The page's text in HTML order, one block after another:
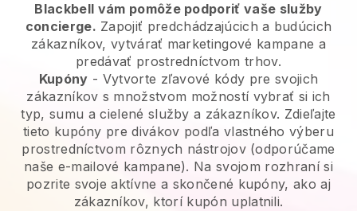
Blackbell vám pomôže podporiť vaše služby
concierge. Zapojiť predchádzajúcich a budúcich
zákazníkov, vytvárať marketingové kampane a
predávať prostredníctvom trhov.
Kupóny - Vytvorte zľavové kódy pre svojich
zákazníkov s množstvom možností vybrať si ich
typ, sumu a cielené služby a zákazníkov. Zdieľajte
tieto kupóny pre divákov podľa vlastného výberu
prostredníctvom rôznych nástrojov (odporúčame
naše e-mailové kampane). Na svojom rozhraní si
pozrite svoje aktívne a skončené kupóny, ako aj
zákazníkov, ktorí kupón uplatnili.